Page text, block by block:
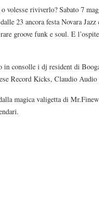
volesse riviverlo? Sabato 7
23 ancora festa Novara Jazz
groove funk e soul. E
in consolle i dj resident di
Record Kicks, Claudio
magica valigetta di